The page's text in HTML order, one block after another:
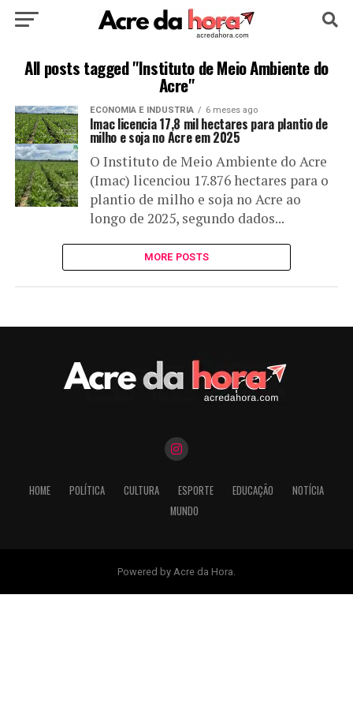
HOME POLÍTICA CULTURA ESPORTE
All posts tagged "Instituto de Meio Ambiente do
Acre"
ECONOMIA E INDUSTRIA 6 meses ago
Imac licencia 17,8 mil hectares para plantio de
milho e soja no Acre em 2025
O Instituto de Meio Ambiente do Acre
(Imac) licenciou 17.876 hectares para o
plantio de milho e soja no Acre ao
longo de 2025, segundo dados...
MORE POSTS
HOME POLÍTICA CULTURA ESPORTE EDUCAÇÃO
NOTÍCIA
MUNDO
Powered by Acre da Hora.